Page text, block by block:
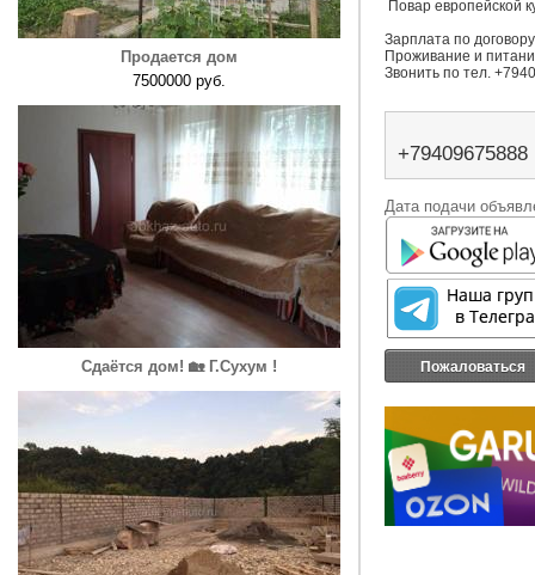
Продается дом
7500000 руб.
Сдаётся дом! 🏡 Г.Сухум !
Зарплата по договору
Проживание и
Звонить по тел.
+79409675888
Дата подачи
Пожаловаться